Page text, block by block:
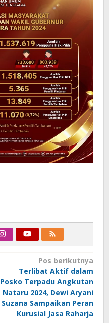
Pos berikutnya
Terlibat Aktif dalam
Posko Terpadu Angkutan
Nataru 2024, Dewi Aryani
Suzana Sampaikan Peran
Kurusial Jasa Raharja